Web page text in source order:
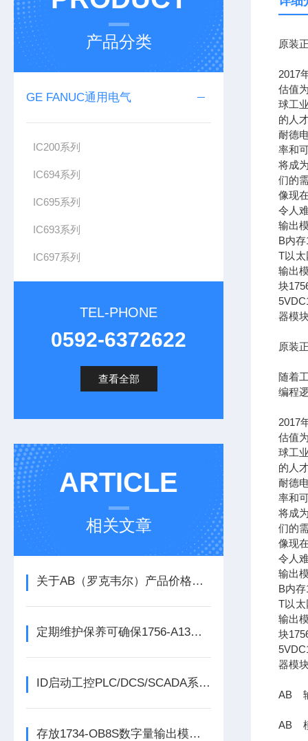
产品分类
GE FANUC通用电气
IC200系列
IC694系列
IC695系列
IC693系列
IC697系列
TEL-PHONE
0592-6372622
查看全部
ARTICLE
相关文章
关于AB（罗克韦尔）产品价格调整的通知
定期维护保养可确保1756-A13数字量输出模块的正常运行
ID启动工控PLC/DCS/SCADA系列份额报告
存放1734-OB8S数字量输出模块时所需要考虑的方面分享
原装
2017
估值
球工
的人
耐德
率和
将成
们的
像现
令人
输出
B内
T以太
输出
块
器模
原装
随着
编程
2017
估值
球工
的人
耐德
率和
将成
们的
像现
令人
输出
B内
T以太
输出
块
器模
AB
AB